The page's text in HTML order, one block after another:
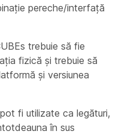
pereche/interfață
trebuie să fie
fizică și trebuie să
și versiunea
fi utilizate ca legături,
în sus